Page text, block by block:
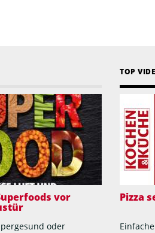
vor
oder
TOP
Pizza